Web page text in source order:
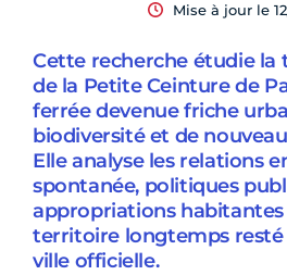
Mise à jour le
Cette recherche étudie
de la Petite Ceinture de
ferrée devenue friche
biodiversité et de
Elle analyse les relations
spontanée, politiques
appropriations habitantes
territoire longtemps resté
ville officielle.